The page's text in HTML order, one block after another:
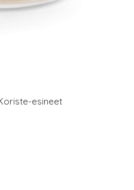
esineet